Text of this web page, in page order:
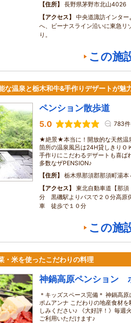
住所
長野県茅野市北山4026
アクセス
中央道諏訪インタ
へ、ビーナスライン沿いに東急リ
り。
この施
な温泉と栃木和牛&手作りデザートが魅
ペンション散歩道
5.0 783件
★絶景★本当に！開放的な天然温
箇所の温泉風呂は24H貸しきりＯ
手作りにこだわるデザートも喜ば
多数なザPENSION♪
住所
栃木県那須郡那須町湯本
アクセス
東北自動車道【那
分 黒磯駅よりバスで２０分高原
車 徒歩で１０分
この施
・米を使ったこだわりの料理
神鍋高原ペンション
＊キッズスペース完備＊ 神鍋高
ポムアンナ こだわりの地産食材
しみください♪ 《大好評！》毎週
ご利用いただけます♪